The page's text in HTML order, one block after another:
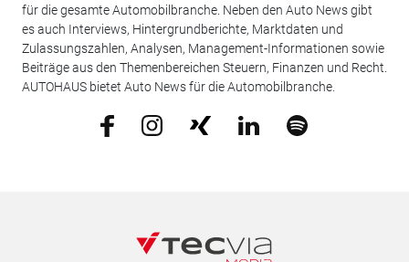
für die gesamte Automobilbranche. Neben den Auto News gibt
es auch Interviews, Hintergrundberichte, Marktdaten und
Zulassungszahlen, Analysen, Management-Informationen sowie
Beiträge aus den Themenbereichen Steuern, Finanzen und Recht.
AUTOHAUS bietet Auto News für die Automobilbranche.